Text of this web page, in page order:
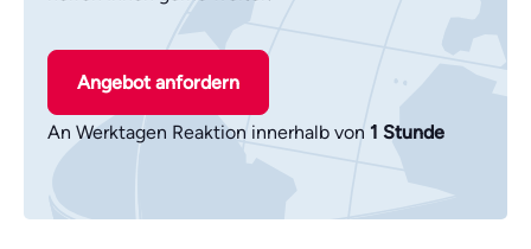
Angebot anfordern
An Werktagen Reaktion innerhalb von 1 Stunde